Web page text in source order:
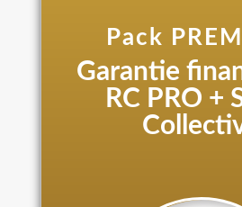
Pack
Garantie
RC PRO +